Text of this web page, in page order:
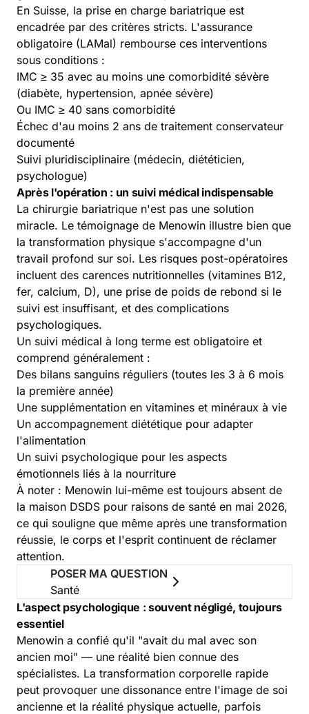
En Suisse, la prise en charge bariatrique est
encadrée par des critères stricts. L'assurance
obligatoire (LAMal) rembourse ces interventions
sous conditions :
IMC ≥ 35 avec au moins une comorbidité sévère
(diabète, hypertension, apnée sévère)
Ou IMC ≥ 40 sans comorbidité
Échec d'au moins 2 ans de traitement conservateur
documenté
Suivi pluridisciplinaire (médecin, diététicien,
psychologue)
Après l'opération : un suivi médical indispensable
La chirurgie bariatrique n'est pas une solution
miracle. Le témoignage de Menowin illustre bien que
la transformation physique s'accompagne d'un
travail profond sur soi. Les risques post-opératoires
incluent des carences nutritionnelles (vitamines B12,
fer, calcium, D), une prise de poids de rebond si le
suivi est insuffisant, et des complications
psychologiques.
Un suivi médical à long terme est obligatoire et
comprend généralement :
Des bilans sanguins réguliers (toutes les 3 à 6 mois
la première année)
Une supplémentation en vitamines et minéraux à vie
Un accompagnement diététique pour adapter
l'alimentation
Un suivi psychologique pour les aspects
émotionnels liés à la nourriture
À noter : Menowin lui-même est toujours absent de
la maison DSDS pour raisons de santé en mai 2026,
ce qui souligne que même après une transformation
réussie, le corps et l'esprit continuent de réclamer
attention.
POSER MA QUESTION
Santé
L'aspect psychologique : souvent négligé, toujours
essentiel
Menowin a confié qu'il "avait du mal avec son
ancien moi" — une réalité bien connue des
spécialistes. La transformation corporelle rapide
peut provoquer une dissonance entre l'image de soi
ancienne et la réalité physique actuelle, parfois